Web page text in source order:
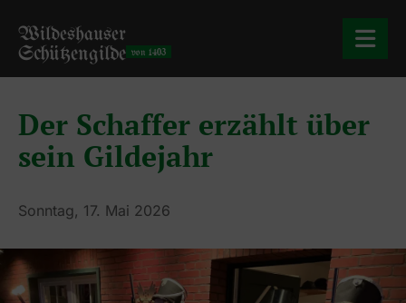
Wildeshauser
Schützengilde von 1403
Der Schaffer erzählt über
sein Gildejahr
Sonntag, 17. Mai 2026